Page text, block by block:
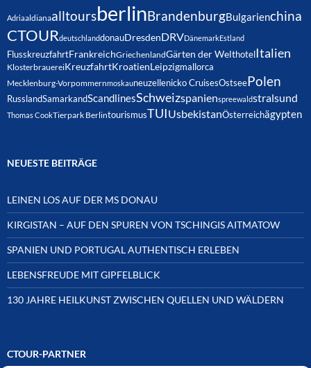
AdriaaldianaalltoursberlinBrandenburgBulgarienchina
CTOURdeutschlanddonauDresdenDRVDänemarkEstland
FlusskreuzfahrtFrankreichGriechenlandGärten der Welthotel Italien
KlosterbrauereiKreuzfahrtKroatienLeipzigmallorca
Mecklenburg-Vorpommernmoskauneuzellenicko CruisesOstseePolen
RusslandSamarkandScandlinesSchweizspanienspreewaldstralsund
Thomas CookTierpark BerlintourismusTUIUsbekistanÖsterreichägypten
NEUESTE BEITRÄGE
LEINEN LOS AUF DER MS DONAU
KIRGISTAN – AUF DEN SPUREN VON TSCHINGIS AITMATOW
SPANIEN UND PORTUGAL AUTHENTISCH ERLEBEN
LEBENSFREUDE MIT GIPFELBLICK
130 JAHRE HEILKUNST ZWISCHEN QUELLEN UND WÄLDERN
CTOUR-PARTNER